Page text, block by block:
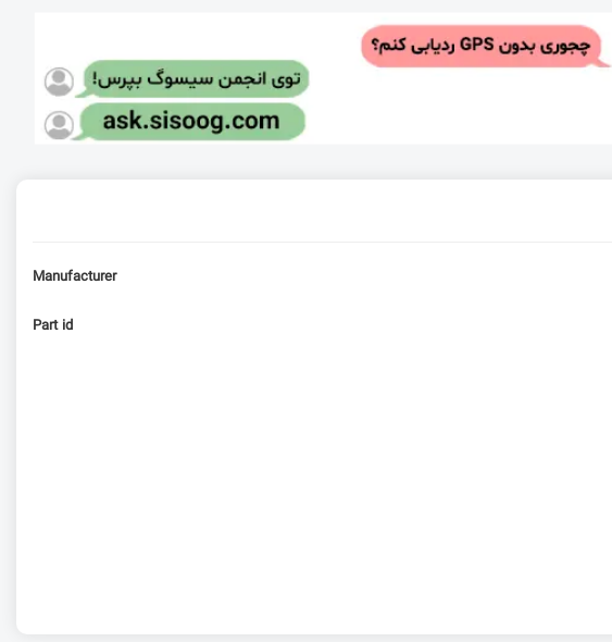
Manufacturer
Part id